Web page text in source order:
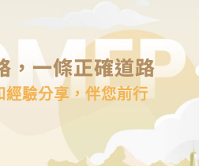
，一條正確道路
經驗分享，伴您前行